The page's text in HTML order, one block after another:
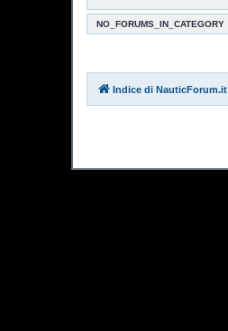
NO_FORUMS_IN_CATEGORY
Indice di NauticForum.it